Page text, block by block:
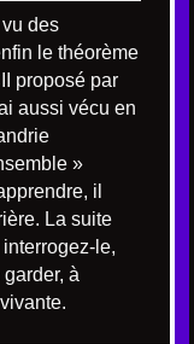
des
le théorème
proposé par
aussi vécu en
»
il
La suite
le,
à